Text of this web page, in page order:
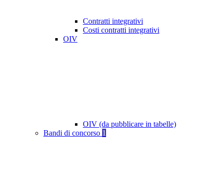
Contratti integrativi
Costi contratti integrativi
OIV
OIV (da pubblicare in tabelle)
Bandi di concorso 1